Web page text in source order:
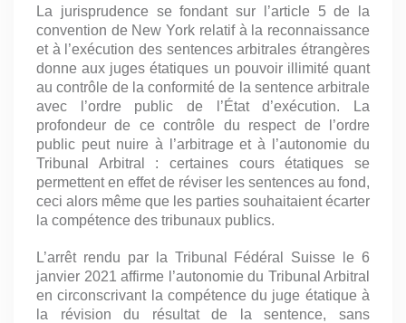
La jurisprudence se fondant sur l’article 5 de la
convention de New York relatif à la reconnaissance
et à l’exécution des sentences arbitrales étrangères
donne aux juges étatiques un pouvoir illimité quant
au contrôle de la conformité de la sentence arbitrale
avec l’ordre public de l’État d’exécution. La
profondeur de ce contrôle du respect de l’ordre
public peut nuire à l’arbitrage et à l’autonomie du
Tribunal Arbitral : certaines cours étatiques se
permettent en effet de réviser les sentences au fond,
ceci alors même que les parties souhaitaient écarter
la compétence des tribunaux publics.
L’arrêt rendu par la Tribunal Fédéral Suisse le 6
janvier 2021 affirme l’autonomie du Tribunal Arbitral
en circonscrivant la compétence du juge étatique à
la révision du résultat de la sentence, sans